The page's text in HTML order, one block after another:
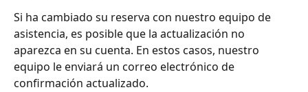
Si ha cambiado su reserva con nuestro equipo de
asistencia, es posible que la actualización no
aparezca en su cuenta. En estos casos, nuestro
equipo le enviará un correo electrónico de
confirmación actualizado.